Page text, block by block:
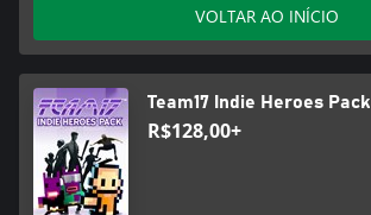
VOLTAR AO INÍCIO
Team17 Indie Heroes Pack
R$128,00+